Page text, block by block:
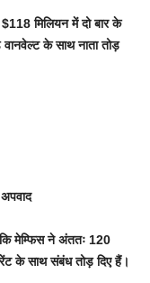
मिलियन में दो बार के
के साथ नाता तोड़
मेम्फिस ने अंततः 120
के साथ संबंध तोड़ दिए हैं।